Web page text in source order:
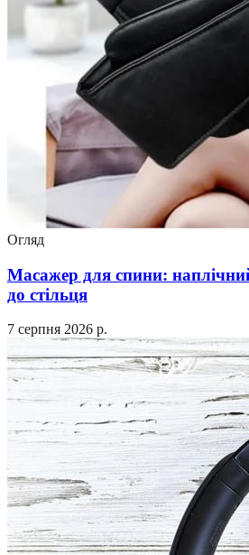
Огляд
Масажер для спини:
до стільця
7 серпня 2026 р.